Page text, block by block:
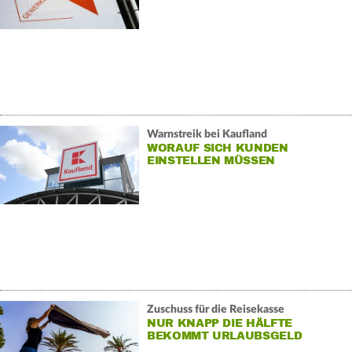
Warnstreik bei Kaufland
WORAUF SICH KUNDEN
EINSTELLEN MÜSSEN
Zuschuss für die Reisekasse
NUR KNAPP DIE HÄLFTE
BEKOMMT URLAUBSGELD